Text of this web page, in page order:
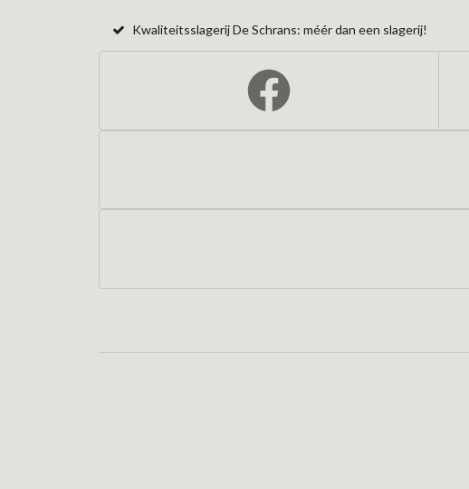
Kwaliteitsslagerij De Schrans: méér dan een slagerij!